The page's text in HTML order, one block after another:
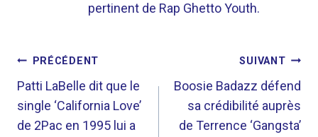
pertinent de Rap Ghetto Youth.
NAVIGATION
DE
L’ARTICLE
PRÉCÉDENT
Patti LaBelle dit que le
single ‘California Love’
de 2Pac en 1995 lui a
SUIVANT
Boosie Badazz défend
sa crédibilité auprès
de Terrence ‘Gangsta’